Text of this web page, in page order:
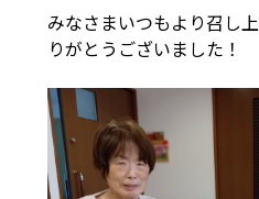
みなさまいつもより召し
りがとうございました！